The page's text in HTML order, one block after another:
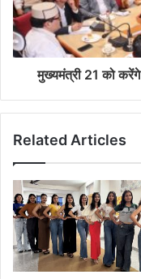
मुख्यमंत्री 21 को करेंगे
Related Articles